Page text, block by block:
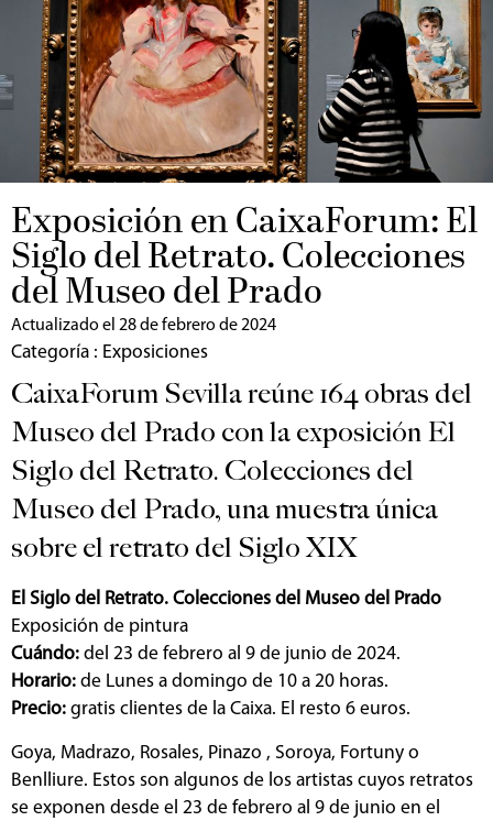
Exposición en CaixaForum: El
Siglo del Retrato. Colecciones
del Museo del Prado
Actualizado el 28 de febrero de 2024
Categoría : Exposiciones
CaixaForum Sevilla reúne 164 obras del
Museo del Prado con la exposición El
Siglo del Retrato. Colecciones del
Museo del Prado, una muestra única
sobre el retrato del Siglo XIX
El Siglo del Retrato. Colecciones del Museo del Prado
Exposición de pintura
Cuándo: del 23 de febrero al 9 de junio de 2024.
Horario: de Lunes a domingo de 10 a 20 horas.
Precio: gratis clientes de la Caixa. El resto 6 euros.
Goya, Madrazo, Rosales, Pinazo , Soroya, Fortuny o
Benlliure. Estos son algunos de los artistas cuyos retratos
se exponen desde el 23 de febrero al 9 de junio en el